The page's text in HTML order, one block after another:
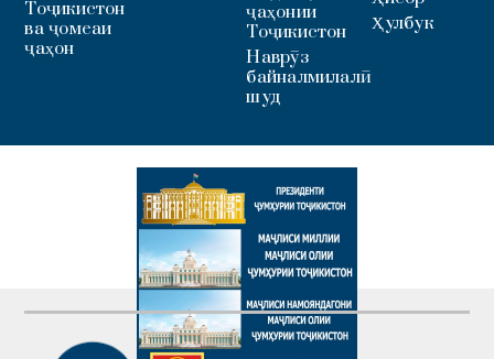
Тоҷикистон
ва ҷомеаи
ҷаҳон
ҷаҳонии
Тоҷикистон
Наврӯз
байналмилалӣ
шуд
Ҳулбук